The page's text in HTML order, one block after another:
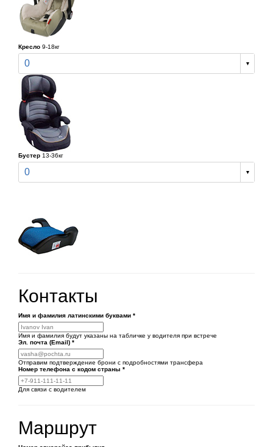
Кресло 9-18кг
0
Бустер 13-36кг
0
Контакты
Имя и фамилия латинскими буквами *
Имя и фамилия будут указаны на табличке у водителя при встрече
Эл. почта (Email) *
Отправим подтверждение брони с подробностями трансфера
Номер телефона с кодом страны *
Для связи с водителем
Маршрут